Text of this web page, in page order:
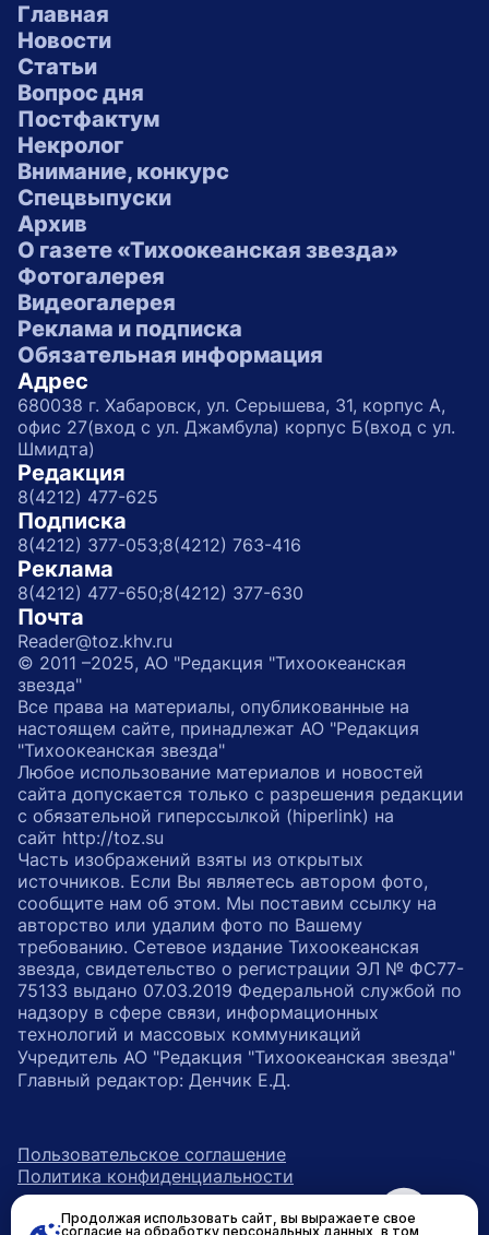
Главная
Новости
Статьи
Вопрос дня
Постфактум
Некролог
Внимание, конкурс
Спецвыпуски
Архив
О газете «Тихоокеанская звезда»
Фотогалерея
Видеогалерея
Реклама и подписка
Обязательная информация
Адрес
680038 г. Хабаровск, ул. Серышева, 31, корпус А,
офис 27(вход с ул. Джамбула) корпус Б(вход с ул.
Шмидта)
Редакция
8(4212) 477-625
Подписка
8(4212) 377-053;8(4212) 763-416
Реклама
8(4212) 477-650;8(4212) 377-630
Почта
Reader@toz.khv.ru
© 2011 –2025, АО "Редакция "Тихоокеанская
звезда"
Все права на материалы, опубликованные на
настоящем сайте, принадлежат АО "Редакция
"Тихоокеанская звезда"
Любое использование материалов и новостей
сайта допускается только с разрешения редакции
с обязательной гиперссылкой (hiperlink) на
сайт http://toz.su
Часть изображений взяты из открытых
источников. Если Вы являетесь автором фото,
сообщите нам об этом. Мы поставим ссылку на
авторство или удалим фото по Вашему
требованию. Сетевое издание Тихоокеанская
звезда, свидетельство о регистрации ЭЛ № ФС77-
75133 выдано 07.03.2019 Федеральной службой по
надзору в сфере связи, информационных
технологий и массовых коммуникаций
Учредитель АО "Редакция "Тихоокеанская звезда"
Главный редактор: Денчик Е.Д.
Пользовательское соглашение
Политика конфиденциальности
ссылка на главную
возрастное ограничение 16+
Продолжая использовать сайт, вы выражаете свое
согласие на обработку персональных данных, в том